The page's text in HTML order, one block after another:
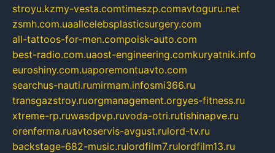
stroyu.kzmy-vesta.comtimeszp.comavtoguru.net
zsmh.com.uaallcelebsplasticsurgery.com
all-tattoos-for-men.compoisk-auto.com
best-radio.com.uaost-engineering.comkuryatnik.info
euroshiny.com.uaporemontuavto.com
searchus-nauti.rumirmam.infosmi366.ru
transgazstroy.ruorgmanagement.orgyes-fitness.ru
xtreme-rp.ruwasdpvp.ruvoda-otri.rutishinapve.ru
orenferma.ruavtoservis-avgust.rulord-tv.ru
backstage-682-music.rulordfilm7.rulordfilm13.ru